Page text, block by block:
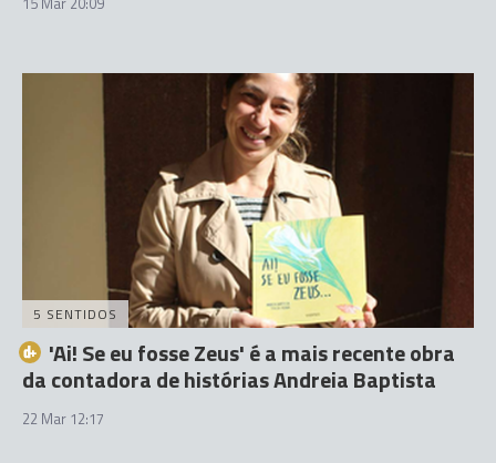
5 SENTIDOS
'Ai! Se eu fosse Zeus' é a mais recente obra
da contadora de histórias Andreia Baptista
22 Mar 12:17